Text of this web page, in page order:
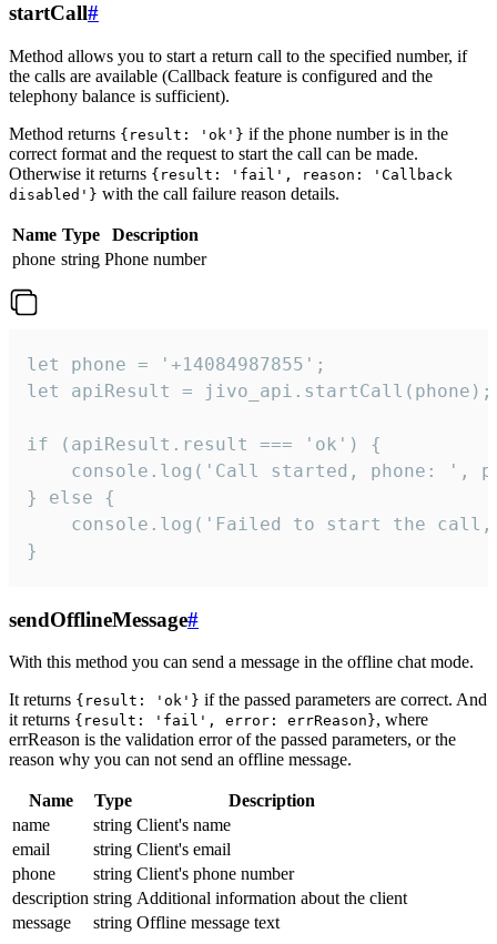
startCall#
Method allows you to start a return call to the specified number, if
the calls are available (Callback feature is configured and the
telephony balance is sufficient).
Method returns {result: 'ok'} if the phone number is in the
correct format and the request to start the call can be made.
Otherwise it returns {result: 'fail', reason: 'Callback
disabled'} with the call failure reason details.
Name Type
Description
phone string Phone number
let phone = '+14084987855';
let apiResult = jivo_api.startCall(phone);
if (apiResult.result === 'ok') {
console.log('Call started, phone: ',
} else {
console.log('Failed to start the
}
sendOfflineMessage#
With this method you can send a message in the offline chat mode.
It returns {result: 'ok'} if the passed parameters are correct. And
it returns {result: 'fail', error: errReason}, where
errReason is the validation error of the passed parameters, or the
reason why you can not send an offline message.
Name Type
Description
name
string Client's name
email
string Client's email
phone
string Client's phone number
description string Additional information about the client
message
string Offline message text